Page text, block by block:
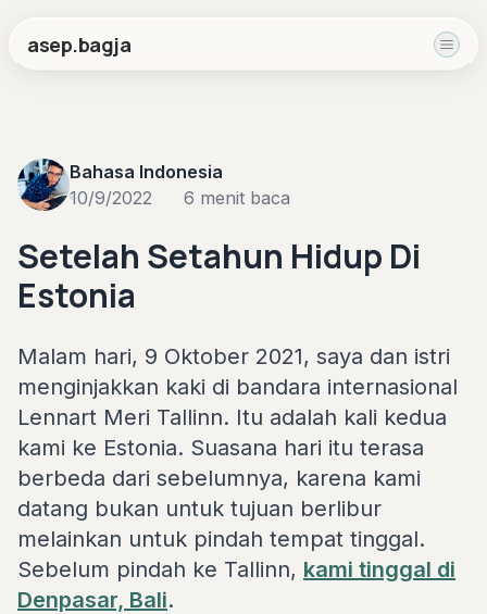
asep.bagja
Bahasa Indonesia
10/9/2022
6 menit baca
Setelah Setahun Hidup Di
Estonia
Malam hari, 9 Oktober 2021, saya dan istri
menginjakkan kaki di bandara internasional
Lennart Meri Tallinn. Itu adalah kali kedua
kami ke Estonia. Suasana hari itu terasa
berbeda dari sebelumnya, karena kami
datang bukan untuk tujuan berlibur
melainkan untuk pindah tempat tinggal.
Sebelum pindah ke Tallinn, kami tinggal di
Denpasar, Bali.